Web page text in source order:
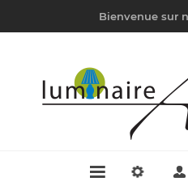
Bienvenue sur